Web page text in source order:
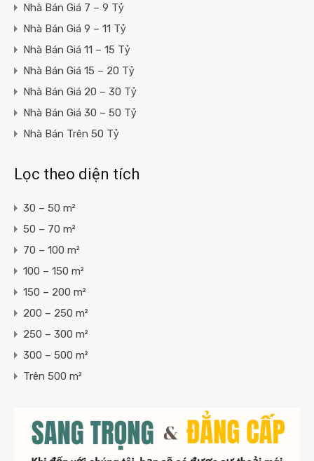
Nhà Bán Giá 7 – 9 Tỷ
Nhà Bán Giá 9 – 11 Tỷ
Nhà Bán Giá 11 – 15 Tỷ
Nhà Bán Giá 15 – 20 Tỷ
Nhà Bán Giá 20 – 30 Tỷ
Nhà Bán Giá 30 – 50 Tỷ
Nhà Bán Trên 50 Tỷ
Lọc theo diện tích
30 – 50 m²
50 – 70 m²
70 – 100 m²
100 – 150 m²
150 – 200 m²
200 – 250 m²
250 – 300 m²
300 – 500 m²
Trên 500 m²